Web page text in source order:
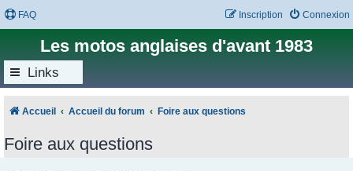
FAQ Connexion
Inscription
Les motos anglaises d'avant 1983
Links
Accueil Accueil du forum Foire aux questions
Foire aux questions